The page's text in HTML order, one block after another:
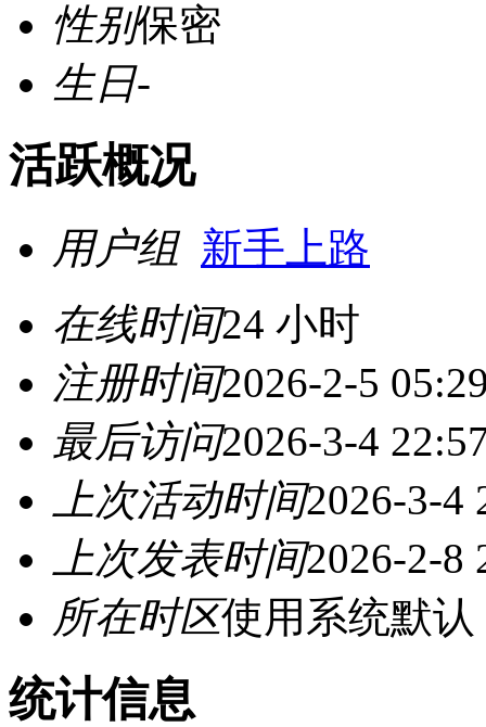
性别保密
生日-
活跃概况
用户组 新手上路
在线时间24 小时
注册时间2026-2-5
最后访问2026-3-4
上次活动时间2026-3-4
上次发表时间2026-2-8
所在时区使用系统默认
统计信息